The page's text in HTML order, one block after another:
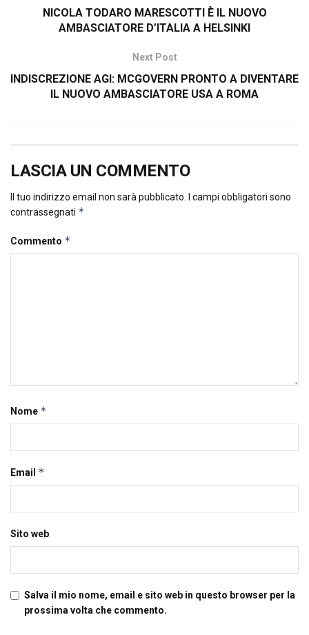
NICOLA TODARO MARESCOTTI È IL NUOVO
AMBASCIATORE D’ITALIA A HELSINKI
Next Post
INDISCREZIONE AGI: MCGOVERN PRONTO A DIVENTARE
IL NUOVO AMBASCIATORE USA A ROMA
LASCIA UN COMMENTO
Il tuo indirizzo email non sarà pubblicato.
I campi obbligatori sono
contrassegnati *
Commento *
Nome *
Email *
Sito web
Salva il mio nome, email e sito web in questo browser per la
prossima volta che commento.